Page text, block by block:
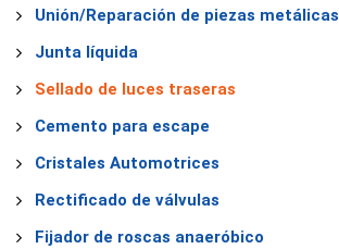
Unión/Reparación de piezas metálicas
Junta líquida
Sellado de luces traseras
Cemento para escape
Cristales Automotrices
Rectificado de válvulas
Fijador de roscas anaeróbico